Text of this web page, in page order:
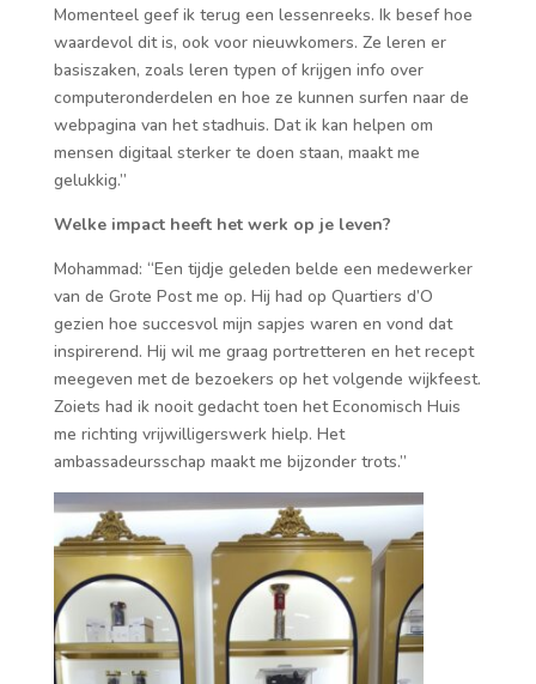
Momenteel geef ik terug een lessenreeks. Ik besef hoe
waardevol dit is, ook voor nieuwkomers. Ze leren er
basiszaken, zoals leren typen of krijgen info over
computeronderdelen en hoe ze kunnen surfen naar de
webpagina van het stadhuis. Dat ik kan helpen om
mensen digitaal sterker te doen staan, maakt me
gelukkig.”
Welke impact heeft het werk op je leven?
Mohammad: “Een tijdje geleden belde een medewerker
van de Grote Post me op. Hij had op Quartiers d’O
gezien hoe succesvol mijn sapjes waren en vond dat
inspirerend. Hij wil me graag portretteren en het recept
meegeven met de bezoekers op het volgende wijkfeest.
Zoiets had ik nooit gedacht toen het Economisch Huis
me richting vrijwilligerswerk hielp. Het
ambassadeursschap maakt me bijzonder trots.”